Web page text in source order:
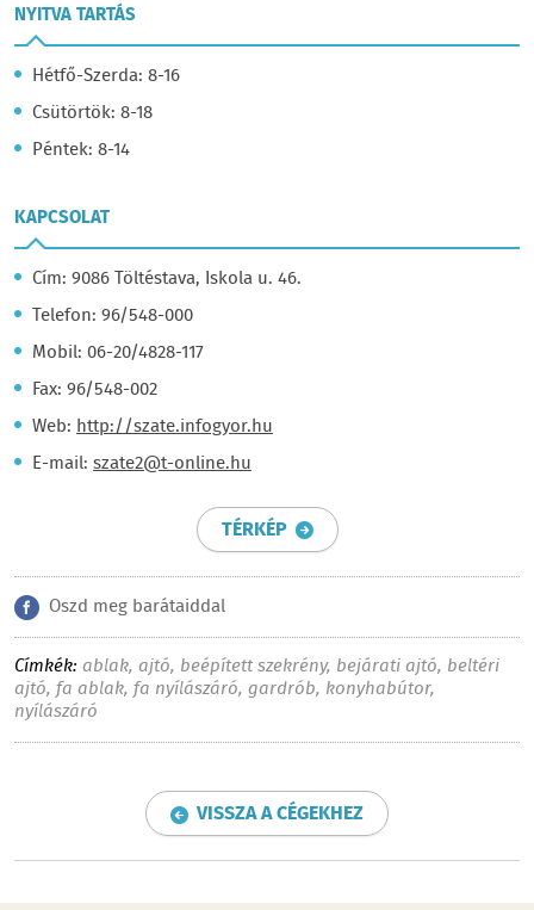
NYITVA TARTÁS
Hétfő-Szerda: 8-16
Csütörtök: 8-18
Péntek: 8-14
KAPCSOLAT
Cím: 9086 Töltéstava, Iskola u. 46.
Telefon: 96/548-000
Mobil: 06-20/4828-117
Fax: 96/548-002
Web: http://szate.infogyor.hu
E-mail: szate2@t-online.hu
TÉRKÉP
Oszd meg barátaiddal
Címkék: ablak, ajtó, beépített szekrény, bejárati ajtó, beltéri
ajtó,fa ablak,fa nyílászáró, gardrób, konyhabútor,
nyílászáró
VISSZA A CÉGEKHEZ